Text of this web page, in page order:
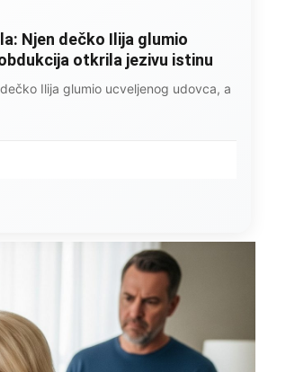
Njen dečko Ilija glumio
otkrila jezivu istinu
Ilija glumio ucveljenog udovca, a